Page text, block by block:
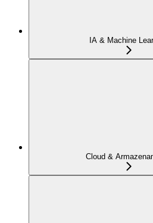
IA & Machine
Cloud &